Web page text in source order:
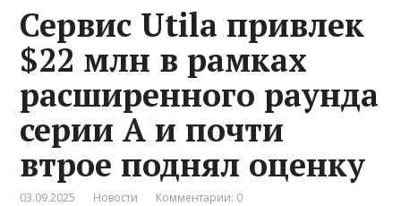
Сервис Utila привлек
$22 млн в рамках
расширенного раунда
серии A и почти
втрое поднял оценку
03.09.2025 Новости Комментарии: 0